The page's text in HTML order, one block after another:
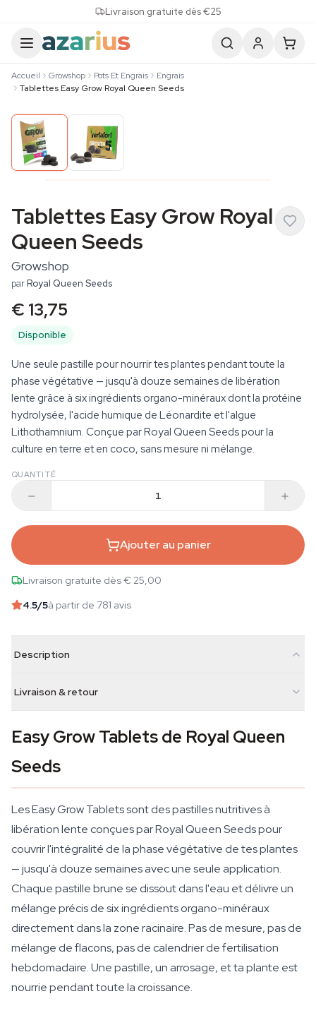
Livraison gratuite dès €25
Accueil Growshop Pots Et Engrais
Engrais
Tablettes Easy Grow Royal Queen Seeds
Tablettes Easy Grow Royal
Queen Seeds
Growshop
parRoyal Queen Seeds
€ 13,75
Disponible
Une seule pastille pour nourrir tes plantes pendant toute la
phase végétative — jusqu'à douze semaines de libération
lente grâce à six ingrédients organo-minéraux dont la protéine
hydrolysée, l'acide humique de Léonardite et l'algue
Lithothamnium. Conçue par Royal Queen Seeds pour la
culture en terre et en coco, sans mesure ni mélange.
QUANTITÉ
Ajouter au panier
Livraison gratuite dès € 25,00
4.5/5à partir de 781 avis
Description
Livraison & retour
Easy Grow Tablets de Royal Queen
Seeds
Les Easy Grow Tablets sont des pastilles nutritives à
libération lente conçues par Royal Queen Seeds pour
couvrir l'intégralité de la phase végétative de tes plantes
— jusqu'à douze semaines avec une seule application.
Chaque pastille brune se dissout dans l'eau et délivre un
mélange précis de six ingrédients organo-minéraux
directement dans la zone racinaire. Pas de mesure, pas de
mélange de flacons, pas de calendrier de fertilisation
hebdomadaire. Une pastille, un arrosage, et ta plante est
nourrie pendant toute la croissance.